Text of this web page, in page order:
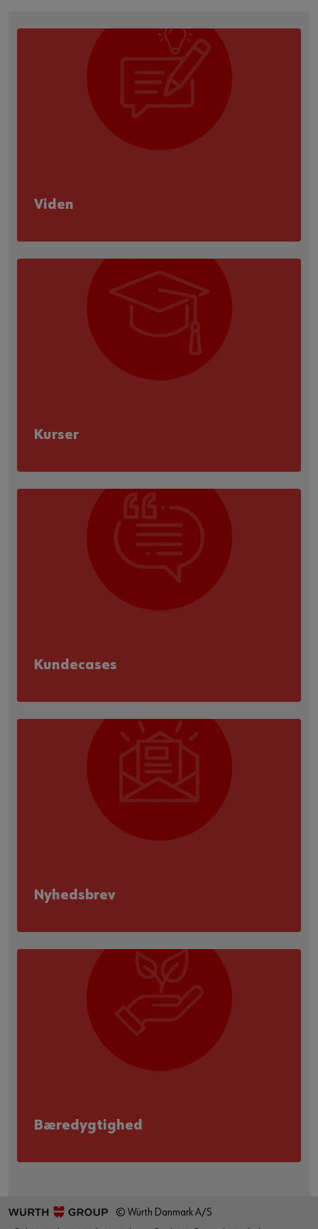
Viden
Kurser
Kundecases
Nyhedsbrev
Bæredygtighed
© Würth Danmark A/S